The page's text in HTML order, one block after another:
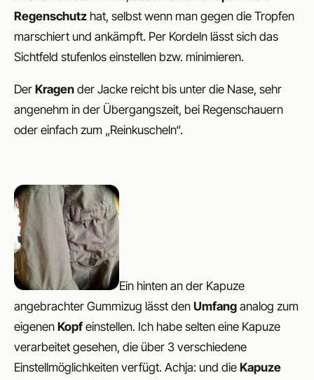
Regenschutz hat, selbst wenn man gegen die Tropfen
marschiert und ankämpft. Per Kordeln lässt sich das
Sichtfeld stufenlos einstellen bzw. minimieren.
Der Kragen der Jacke reicht bis unter die Nase, sehr
angenehm in der Übergangszeit, bei Regenschauern
oder einfach zum „Reinkuscheln“.
Ein hinten an der Kapuze
angebrachter Gummizug lässt den Umfang analog zum
eigenen Kopf einstellen. Ich habe selten eine Kapuze
verarbeitet gesehen, die über 3 verschiedene
Einstellmöglichkeiten verfügt. Achja: und die Kapuze